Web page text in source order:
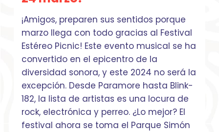
¡Amigos, preparen sus sentidos porque
marzo llega con todo gracias al Festival
Estéreo Picnic! Este evento musical se ha
convertido en el epicentro de la
diversidad sonora, y este 2024 no será la
excepción. Desde Paramore hasta Blink-
182, la lista de artistas es una locura de
rock, electrónica y perreo. ¿Lo mejor? El
festival ahora se toma el Parque Simón